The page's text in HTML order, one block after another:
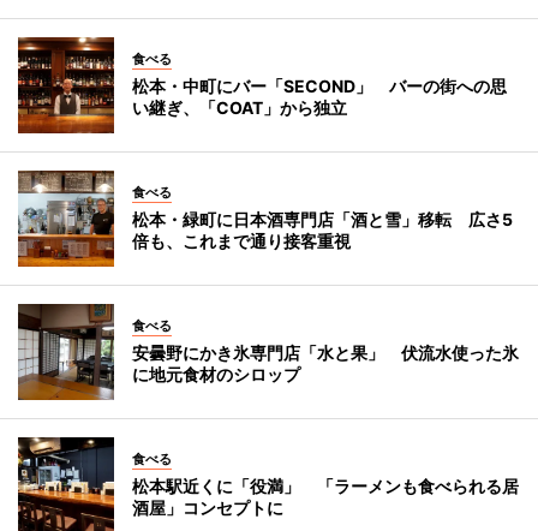
食べる
松本・中町にバー「SECOND」 バーの街への思
い継ぎ、「COAT」から独立
食べる
松本・緑町に日本酒専門店「酒と雪」移転 広さ5
倍も、これまで通り接客重視
食べる
安曇野にかき氷専門店「水と果」 伏流水使った氷
に地元食材のシロップ
食べる
松本駅近くに「役満」 「ラーメンも食べられる居
酒屋」コンセプトに